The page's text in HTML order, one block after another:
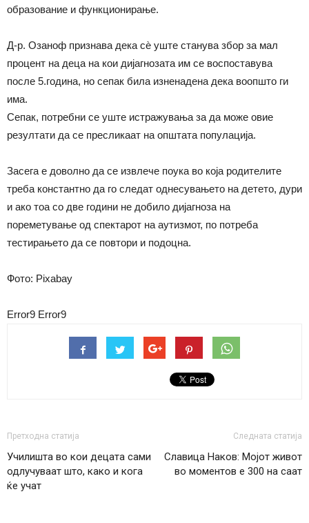
образование и функционирање.
Д-р. Озаноф признава дека сѐ уште станува збор за мал
процент на деца на кои дијагнозата им се воспоставува
после 5.година, но сепак била изненадена дека воопшто ги
има.
Сепак, потребни се уште истражувања за да може овие
резултати да се пресликаат на општата популација.
Засега е доволно да се извлече поука во која родителите
треба константно да го следат однесувањето на детето, дури
и ако тоа со две години не добило дијагноза на
пореметување од спектарот на аутизмот, по потреба
тестирањето да се повтори и подоцна.
Фото: Pixabay
Error9 Error9
Претходна статија
Училишта во кои децата сами
одлучуваат што, како и кога
ќе учат
Следната статија
Славица Наков: Мојот живот
во моментов е 300 на саат